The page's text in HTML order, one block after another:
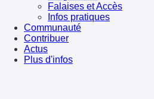
Falaises et Accès
Infos pratiques
Communauté
Contribuer
Actus
Plus d'infos